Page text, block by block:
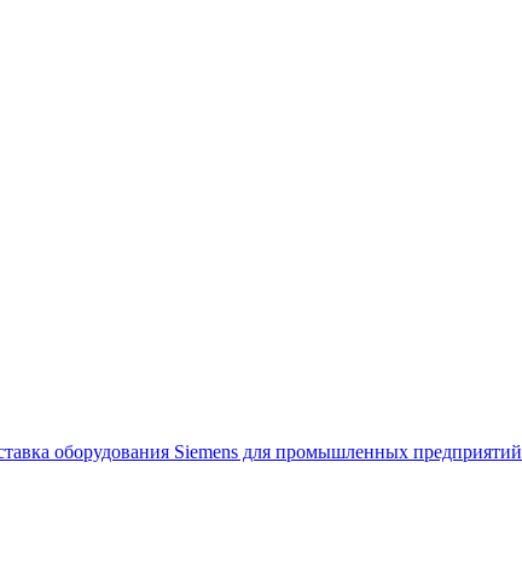
оборудования Siemens для промышленных предприятий